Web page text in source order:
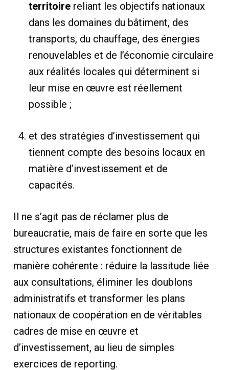
territoirereliant les objectifs nationaux
dans les domaines du bâtiment, des
transports, du chauffage, des énergies
renouvelables et de l’économie circulaire
aux réalités locales qui déterminent si
leur mise en œuvre est réellement
possible ;
et des stratégies d’investissement qui
tiennent compte des besoins locaux en
matière d’investissement et de
capacités.
Il ne s’agit pas de réclamer plus de
bureaucratie, mais de faire en sorte que les
structures existantes fonctionnent de
manière cohérente : réduire la lassitude liée
aux consultations, éliminer les doublons
administratifs et transformer les plans
nationaux de coopération en de véritables
cadres de mise en œuvre et
d’investissement, au lieu de simples
exercices de reporting.